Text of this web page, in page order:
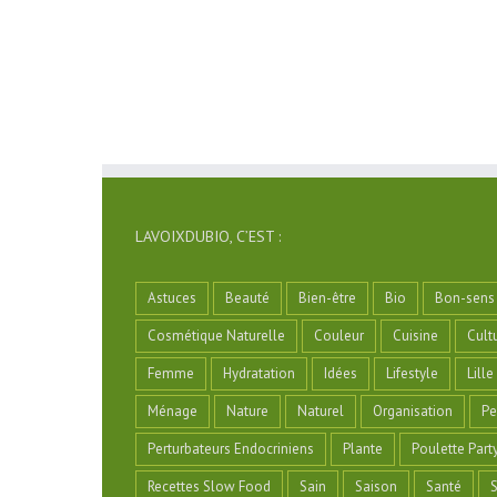
LAVOIXDUBIO, C’EST :
Astuces Beauté Bien-être Bio Bon-sens
Cosmétique Naturelle
Couleur Cuisine
Femme
Hydratation Idées Lifestyle Lille
Ménage
Nature Naturel Organisation
Perturbateurs Endocriniens
Plante Poulette
Recettes Slow Food
Sain Saison Santé